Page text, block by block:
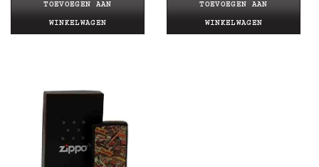
TOEVOEGEN AAN
WINKELWAGEN
TOEVOEGEN AAN
WINKELWAGEN